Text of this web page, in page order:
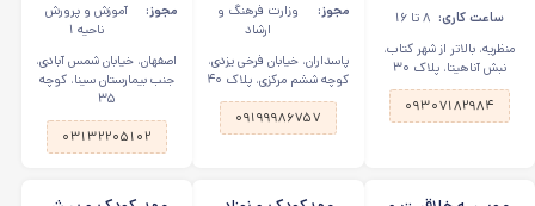
ساعت کاری: ۸ تا ۱۶
منظریه، بالاتر از شهر کتاب،
نبش آناهیتا، پلاک ۳۰
۰۹۳۰۷۱۸۲۹۸۴
مجوز:
وزارت فرهنگ و
ارشاد
پاسداران، خیابان فرخی یزدی،
کوچه ششم مرکزی، پلاک ۴۰
۰۹۱۹۹۹۸۶۷۵۷
مجوز:
آموزش و پرورش
ناحیه ۱
اصفهان، خیابان شمس آبادی،
جنب بیمارستان سینا، کوچه
۳۵
۰۳۱۳۲۲۰۵۱۰۲